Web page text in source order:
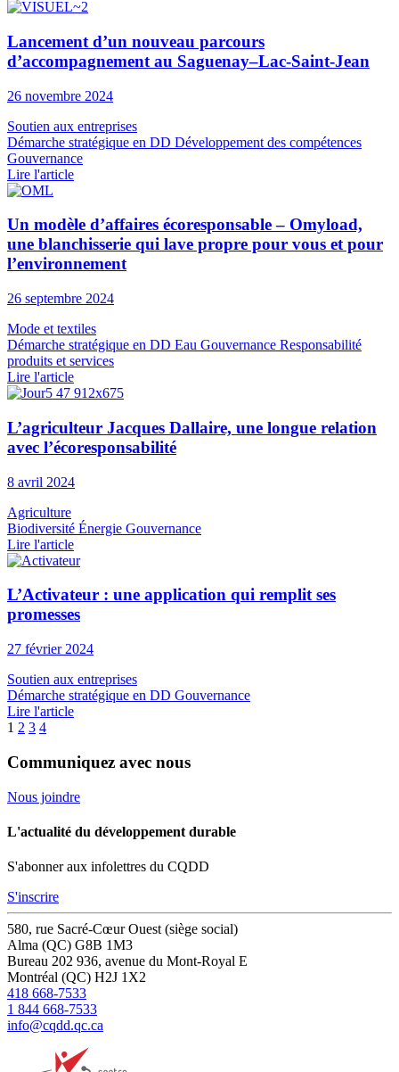
Lancement d’un nouveau parcours
d’accompagnement au Saguenay–Lac-Saint-Jean
26 novembre 2024
Soutien aux entreprises
Démarche stratégique en DD Développement des compétences
Gouvernance
Lire l'article
Un modèle d’affaires écoresponsable – Omyload,
une blanchisserie qui lave propre pour vous et pour
l’environnement
26 septembre 2024
Mode et textiles
Démarche stratégique en DD Eau Gouvernance Responsabilité
produits et services
Lire l'article
L’agriculteur Jacques Dallaire, une longue relation
avec l’écoresponsabilité
8 avril 2024
Agriculture
Biodiversité Énergie Gouvernance
Lire l'article
L’Activateur : une application qui remplit ses
promesses
27 février 2024
Soutien aux entreprises
Démarche stratégique en DD Gouvernance
Lire l'article
1 2 3 4
Communiquez avec nous
Nous joindre
L'actualité du développement durable
S'abonner aux infolettres du CQDD
S'inscrire
580, rue Sacré-Cœur Ouest (siège social)
Alma (QC) G8B 1M3
Bureau 202 936, avenue du Mont-Royal E
Montréal (QC) H2J 1X2
418 668-7533
1 844 668-7533
info@cqdd.qc.ca